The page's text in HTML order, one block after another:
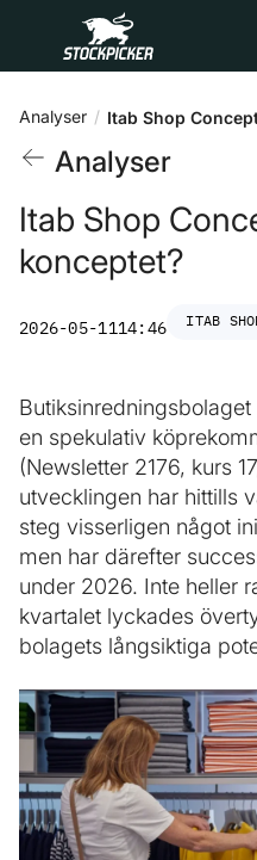
Gå till huvudinnehåll
Analyser Itab Shop
Analyser
Itab Shop
konceptet?
2026-05-1114:46 ITAB
en spekulativ
(Newsletter 2176, kurs
utvecklingen har hittills
steg visserligen något
men har därefter
under 2026. Inte heller
kvartalet lyckades
bolagets långsiktiga